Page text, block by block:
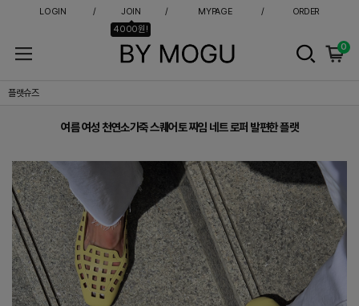
LOGIN
JOIN
4000원!
MYPAGE ORDER
0
여름 여성 천연소가죽 스퀘어토 짜임 네트 로퍼 발편한 플랫
플랫슈즈
여름 여성 천연소가죽 스퀘어토 짜임 네트 로퍼 발편한 플랫